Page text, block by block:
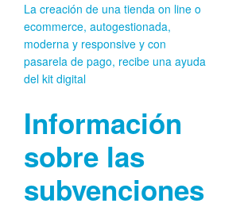
La creación de una tienda on line o
ecommerce, autogestionada,
moderna y responsive y con
pasarela de pago, recibe una ayuda
del kit digital
Información
sobre las
subvenciones